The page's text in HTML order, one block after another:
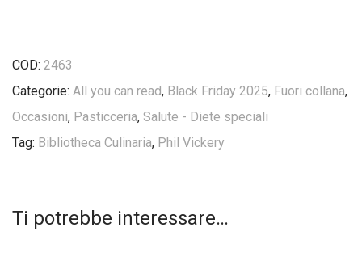
COD: 2463
Categorie: All you can read, Black Friday 2025, Fuori collana,
Occasioni, Pasticceria, Salute - Diete speciali
Tag: Bibliotheca Culinaria, Phil Vickery
Ti potrebbe interessare…